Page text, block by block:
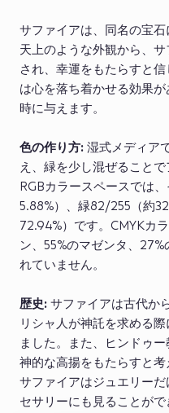
サファイアは、同名の宝
天上のような外観から、
され、幸運をもたらすと
は心を落ち着かせる効果
時に与えます。
色の作り方:湿式メディア
え、緑を少し混ぜることで
RGBカラースペースでは
5.88%）、緑82/255（約
72.94%）です。CMYKカ
ン、55%のマゼンタ、
れていません。
歴史:サファイアは古代か
リシャ人が神託を求める
ました。また、ヒンドゥ
神的な高揚をもたらすと考
サファイアはジュエリー
セサリーにも見ることがで